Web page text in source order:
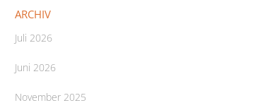
ARCHIV
Juli 2026
Juni 2026
November 2025